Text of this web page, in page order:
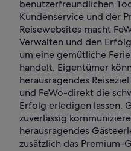
benutzerfreundlichen
Kundenservice und der
Reisewebsites macht
Verwalten und den
um eine gemütliche
handelt, Eigentümer
herausragendes
und FeWo-direkt die
Erfolg erledigen lassen.
zuverlässig
herausragendes
zusätzlich das Premium-